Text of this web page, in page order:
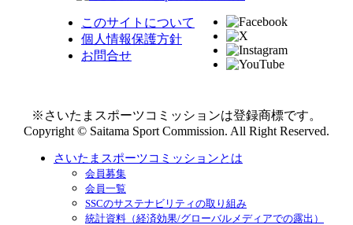
このサイトについて
個人情報保護方針
お問合せ
※さいたまスポーツコミッションは登録商標です。
Copyright © Saitama Sport Commission. All Right Reserved.
さいたまスポーツコミッションとは
会員募集
会員一覧
SSCのサステナビリティの取り組み
統計資料（経済効果/グローバルメディアでの露出）